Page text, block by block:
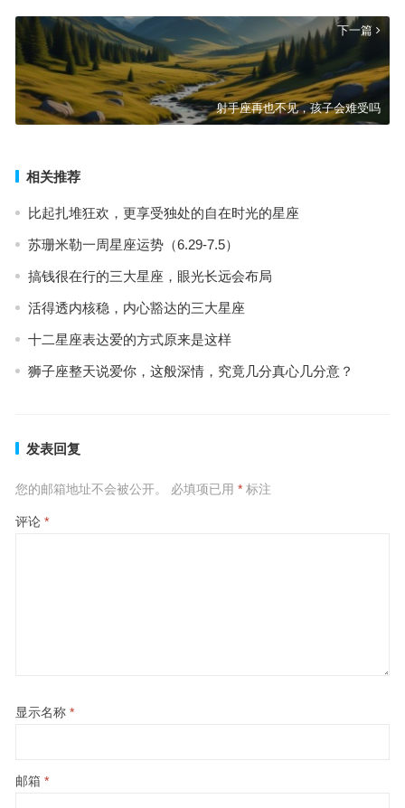
下一篇
射手座再也不见，孩子会难受吗
相关推荐
比起扎堆狂欢，更享受独处的自在时光的星座
苏珊米勒一周星座运势（6.29-7.5）
搞钱很在行的三大星座，眼光长远会布局
活得透内核稳，内心豁达的三大星座
十二星座表达爱的方式原来是这样
狮子座整天说爱你，这般深情，究竟几分真心几分意？
发表回复
您的邮箱地址不会被公开。 必填项已用 *标注
评论 *
显示名称 *
邮箱 *